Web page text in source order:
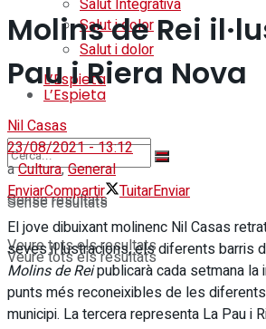
Salut i dolor
L’Espieta
Sense resultats
Veure tots els resultats
Salut Integrativa
Salut i dolor
L’Espieta
Sense resultats
Veure tots els resultats
Molins de Rei
Pau i Riera Nova
Nil Casas
23/08/2021 - 13:12
aCultura,General
EnviarCompartir TuitarEnviar
El jove dibuixant molinenc Nil Casas
seves il·lustracions, els diferents barris
Molins de Reipublicarà cada setmana la
punts més reconeixibles de les
municipi. La tercera representa La Pau i